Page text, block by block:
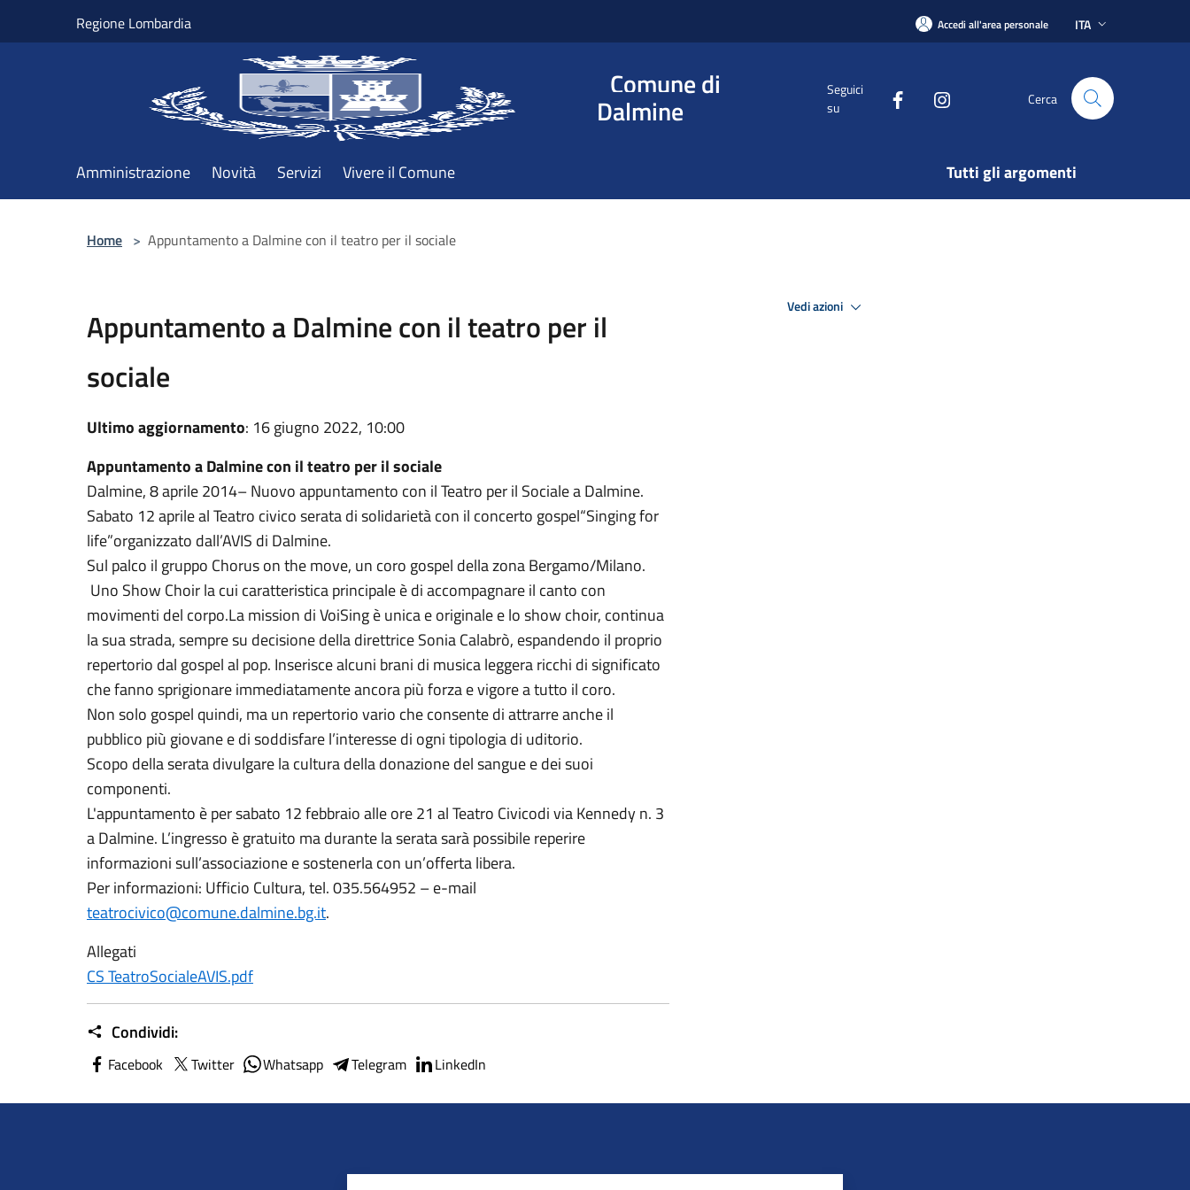
Regione Lombardia Accedi all'area personale ITA
Comune di
Dalmine
Seguici
su
Cerca
Amministrazione Novità Servizi Vivere il Comune Tutti gli argomenti
Home > Appuntamento a Dalmine con il teatro per il sociale
Appuntamento a Dalmine con il teatro per il
sociale
Ultimo aggiornamento: 16 giugno 2022, 10:00
Appuntamento a Dalmine con il teatro per il sociale
Dalmine, 8 aprile 2014– Nuovo appuntamento con il Teatro per il Sociale a Dalmine.
Sabato 12 aprile al Teatro civico serata di solidarietà con il concerto gospel“Singing for
life”organizzato dall’AVIS di Dalmine.
Sul palco il gruppo Chorus on the move, un coro gospel della zona Bergamo/Milano.
Uno Show Choir la cui caratteristica principale è di accompagnare il canto con
movimenti del corpo.La mission di VoiSing è unica e originale e lo show choir, continua
la sua strada, sempre su decisione della direttrice Sonia Calabrò, espandendo il proprio
repertorio dal gospel al pop. Inserisce alcuni brani di musica leggera ricchi di significato
che fanno sprigionare immediatamente ancora più forza e vigore a tutto il coro.
Non solo gospel quindi, ma un repertorio vario che consente di attrarre anche il
pubblico più giovane e di soddisfare l’interesse di ogni tipologia di uditorio.
Scopo della serata divulgare la cultura della donazione del sangue e dei suoi
componenti.
L'appuntamento è per sabato 12 febbraio alle ore 21 al Teatro Civicodi via Kennedy n. 3
a Dalmine. L’ingresso è gratuito ma durante la serata sarà possibile reperire
informazioni sull’associazione e sostenerla con un’offerta libera.
Per informazioni: Ufficio Cultura, tel. 035.564952 – e-mail
teatrocivico@comune.dalmine.bg.it.
Allegati
CS TeatroSocialeAVIS.pdf
Condividi:
Facebook Twitter Whatsapp Telegram LinkedIn
Vedi azioni